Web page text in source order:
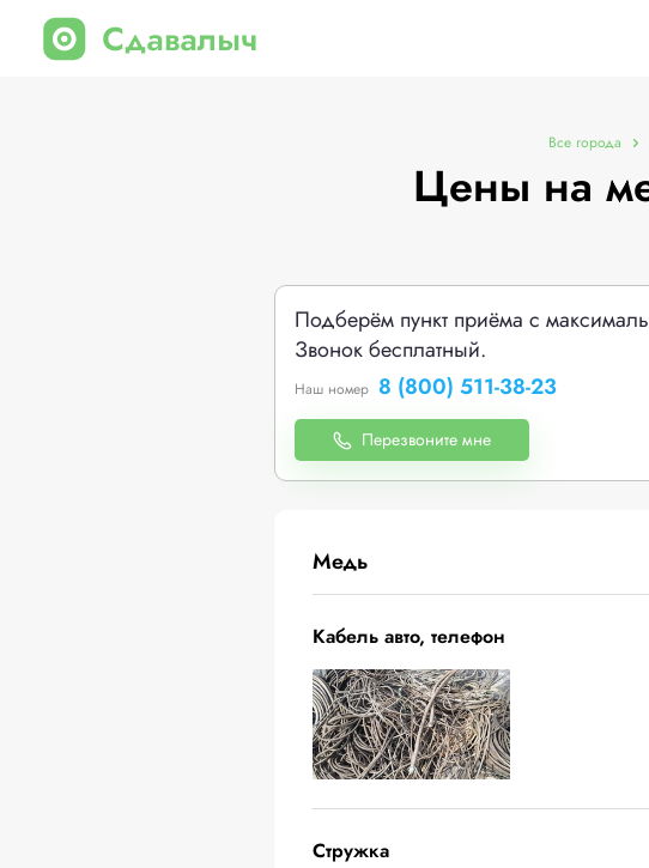
Все города
Цены на
Подберём пункт приёма с
Звонок бесплатный.
Наш номер 8 (800) 511-38-23
Перезвоните мне
Медь
Кабель авто, телефон
Стружка